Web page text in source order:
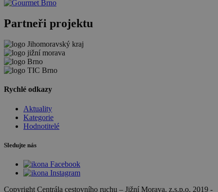
Partneři projektu
Rychlé odkazy
Aktuality
Kategorie
Hodnotitelé
Sledujte nás
Copyright Centrála cestovního ruchu – Jižní Morava, z.s.p.o. 2019 -